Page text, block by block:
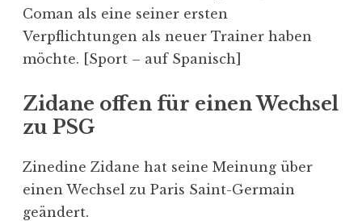
Coman als eine seiner ersten
Verpflichtungen als neuer Trainer haben
möchte. [Sport – auf Spanisch]
Zidane offen für einen Wechsel
zu PSG
Zinedine Zidane hat seine Meinung über
einen Wechsel zu Paris Saint-Germain
geändert.